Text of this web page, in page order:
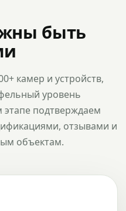
быть
камер и устройств,
уровень
подтверждаем
отзывами и
объектам.